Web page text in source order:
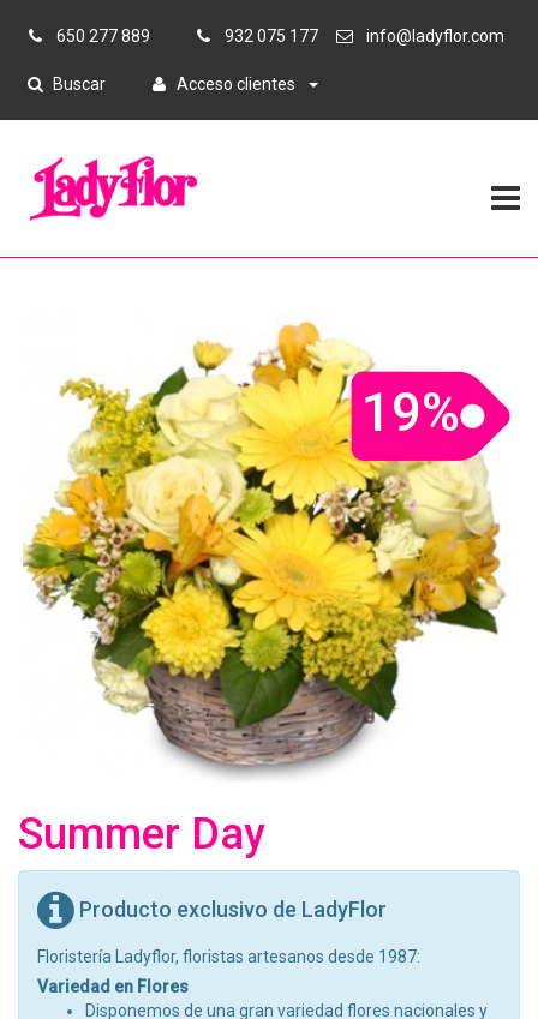
650 277 889 932 075 177 info@ladyflor.com
Buscar Acceso clientes
19%
Summer Day
Producto exclusivo de LadyFlor
Floristería Ladyflor, floristas artesanos desde 1987:
Variedad en Flores
Disponemos de una gran variedad flores nacionales y